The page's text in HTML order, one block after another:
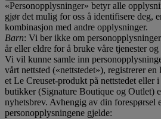
«Personopplysninger» betyr alle
gjør det mulig for oss å identifisere deg,
kombinasjon med andre opplysninger.
Barn: Vi ber ikke om
år eller eldre for å bruke våre tjenester og
Vi vil kunne samle inn
vårt nettsted («nettstedet»), registrerer
et Le Creuset-produkt på nettstedet eller
butikker (Signature Boutique og Outlet)
nyhetsbrev. Avhengig av din forespørsel
personopplysningene gjelde: